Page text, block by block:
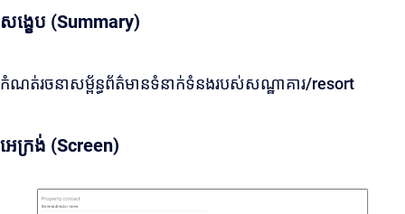
សង្ខេប (Summary)
កំណត់រចនាសម្ព័ន្ធព័ត៌មានទំនាក់ទំនងរបស់សណ្ឋាគារ/resort
អេក្រង់ (Screen)